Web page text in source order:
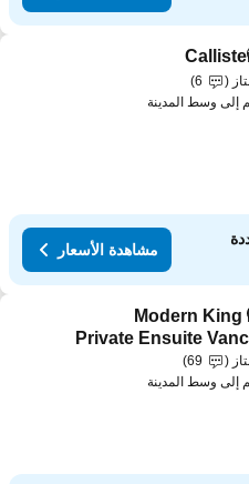
Add to
6
مشاهدة الأسعار
Add to
Modern
Private Ensuite
69